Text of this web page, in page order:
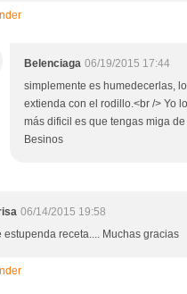
Belenciaga 06/19/2015 17:44
simplemente es humedecerlas,
extienda con el rodillo.<br /> Yo
más dificil es que tengas miga
Besinos
06/14/2015 19:58
estupenda receta.... Muchas gracias